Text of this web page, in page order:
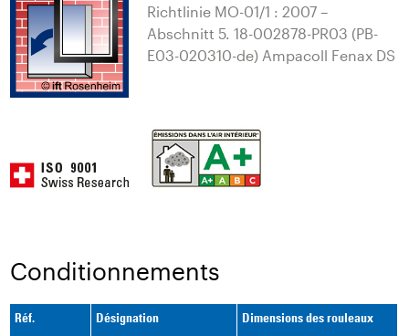
Richtlinie MO-01/1 : 2007 –
Abschnitt 5. 18-002878-PR03 (PB-
E03-020310-de) Ampacoll Fenax DS
Conditionnements
Réf. Désignation Dimensions des rouleaux